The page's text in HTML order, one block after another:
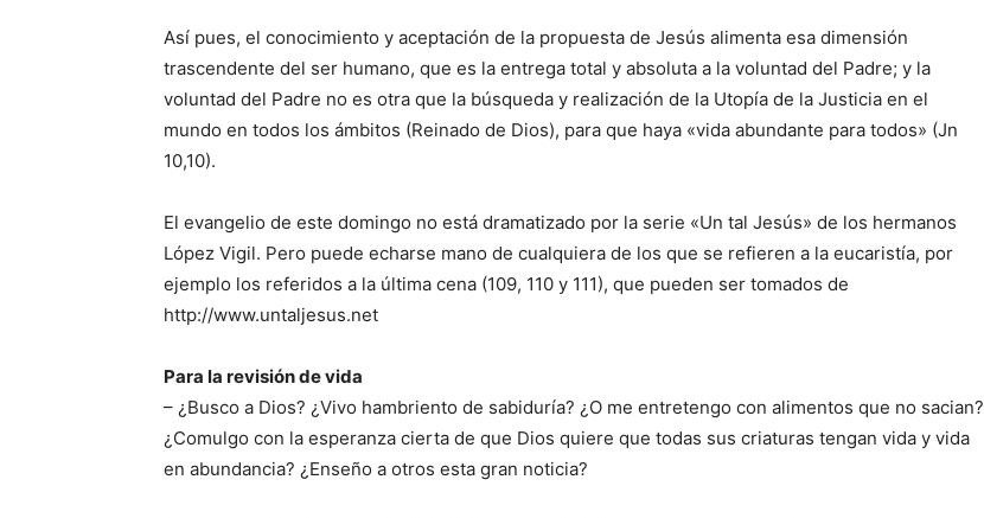
Así pues, el conocimiento y aceptación de la propuesta de Jesús alimenta esa dimensión
trascendente del ser humano, que es la entrega total y absoluta a la voluntad del Padre; y la
voluntad del Padre no es otra que la búsqueda y realización de la Utopía de la Justicia en el
mundo en todos los ámbitos (Reinado de Dios), para que haya «vida abundante para todos» (Jn
10,10).
El evangelio de este domingo no está dramatizado por la serie «Un tal Jesús» de los hermanos
López Vigil. Pero puede echarse mano de cualquiera de los que se refieren a la eucaristía, por
ejemplo los referidos a la última cena (109, 110 y 111), que pueden ser tomados de
http://www.untaljesus.net
Para la revisión de vida
– ¿Busco a Dios? ¿Vivo hambriento de sabiduría? ¿O me entretengo con alimentos que no sacian?
¿Comulgo con la esperanza cierta de que Dios quiere que todas sus criaturas tengan vida y vida
en abundancia? ¿Enseño a otros esta gran noticia?